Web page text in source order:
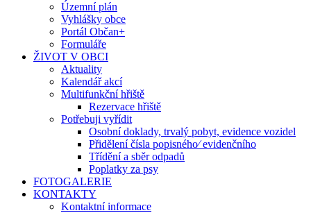
Územní plán
Vyhlášky obce
Portál Občan+
Formuláře
ŽIVOT V OBCI
Aktuality
Kalendář akcí
Multifunkční hřiště
Rezervace hřiště
Potřebuji vyřídit
Osobní doklady, trvalý pobyt, evidence vozidel
Přidělení čísla popisného⁄ evidenčního
Třídění a sběr odpadů
Poplatky za psy
FOTOGALERIE
KONTAKTY
Kontaktní informace